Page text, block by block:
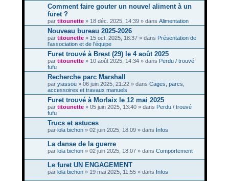
Comment faire gouter un nouvel aliment à un
furet ?
par titounette» 18 déc. 2025, 14:39 » dans Alimentation
Nouveau bureau 2025-2026
par titounette» 15 oct. 2025, 18:37 » dans Présentation de
l'association et de l'équipe
Furet trouvé à Brest (29) le 4 août 2025
par titounette» 10 août 2025, 14:34 » dans Perdu / trouvé
fufu
Recherche parc Marshall
par yiassou» 06 juin 2025, 21:22 » dans Cages, parcs,
accessoires et travaux manuels
Furet trouvé à Morlaix le 12 mai 2025
par titounette» 05 juin 2025, 13:40 » dans Perdu / trouvé
fufu
Trucs et astuces
par lola bichon» 02 juin 2025, 18:09 » dans Infos
La danse de la guerre
par lola bichon» 02 juin 2025, 18:07 » dans Comportement
Le furet UN ENGAGEMENT
par lola bichon» 19 mai 2025, 11:55 » dans Infos